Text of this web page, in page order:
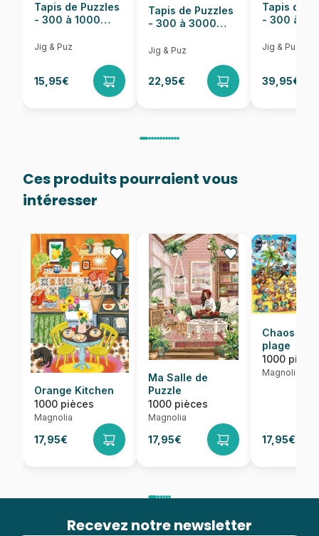
Tapis de Puzzles
- 300 à 1000
Jig & Puz
15,95€
Tapis de Puzzles
- 300 à 3000
Jig & Puz
22,95€
Tapis de
- 300 à
Jig & Puz
39,95€
Ces produits pourraient vous
intéresser
Orange Kitchen
1000 pièces
Magnolia
17,95€
Ma Salle de
Puzzle
1000 pièces
Magnolia
17,95€
Chaos sur
plage
1000
Magnolia
17,95€
Recevez notre newsletter